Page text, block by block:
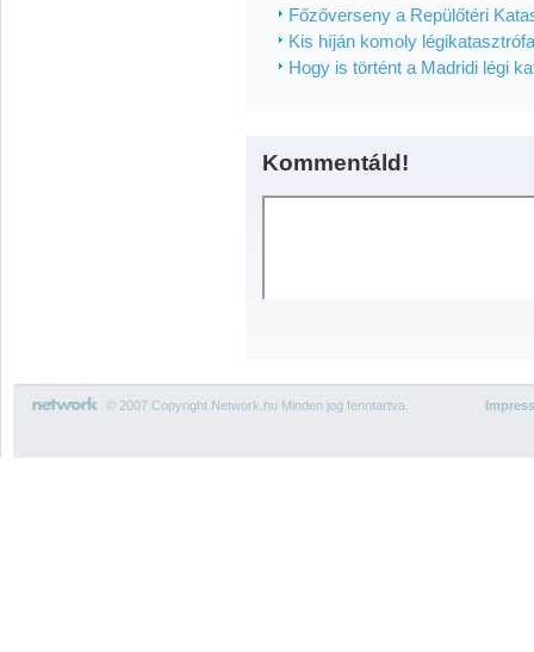
Főzőverseny a Repülőtéri
Kis híján komoly
Hogy is történt a Madridi légi
Kommentáld!
© 2007 Copyright Network.hu Minden jog fenntartva.